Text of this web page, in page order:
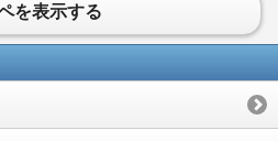
を表示する